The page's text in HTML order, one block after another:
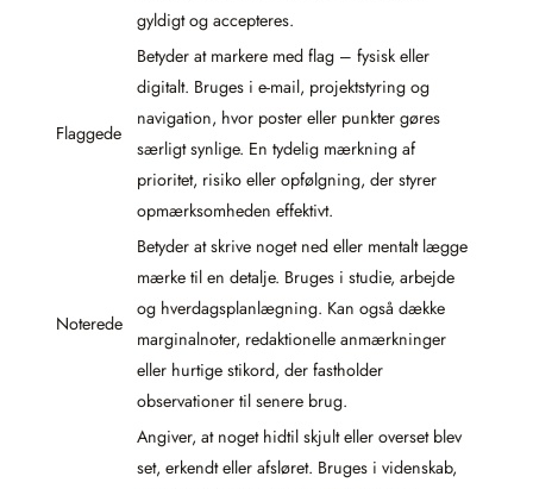
gyldigt og accepteres.
Flaggede
Betyder at markere med flag – fysisk eller
digitalt. Bruges i e-mail, projektstyring og
navigation, hvor poster eller punkter gøres
særligt synlige. En tydelig mærkning af
prioritet, risiko eller opfølgning, der styrer
opmærksomheden effektivt.
Noterede
Betyder at skrive noget ned eller mentalt lægge
mærke til en detalje. Bruges i studie, arbejde
og hverdagsplanlægning. Kan også dække
marginalnoter, redaktionelle anmærkninger
eller hurtige stikord, der fastholder
observationer til senere brug.
Angiver, at noget hidtil skjult eller overset blev
set, erkendt eller afsløret. Bruges i videnskab,